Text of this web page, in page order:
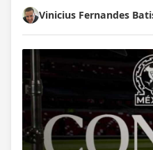
Vinicius Fernandes